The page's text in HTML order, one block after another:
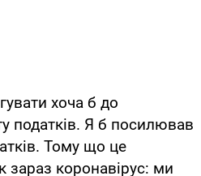
хоча б до
податків. Я б посилював
Тому що це
коронавірус: ми